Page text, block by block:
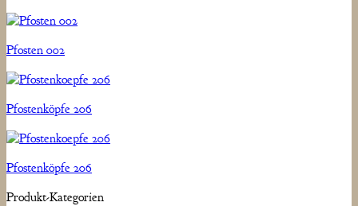
Pfosten 002
Pfostenköpfe 206
Pfostenköpfe 206
Produkt-Kategorien